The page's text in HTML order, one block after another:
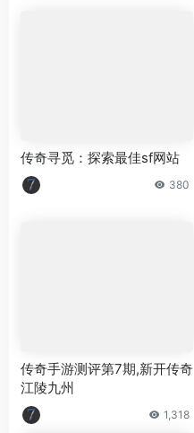
传奇寻觅：探索最佳sf网站
380
传奇手游测评第7期,新开传奇
江陵九州
1,318